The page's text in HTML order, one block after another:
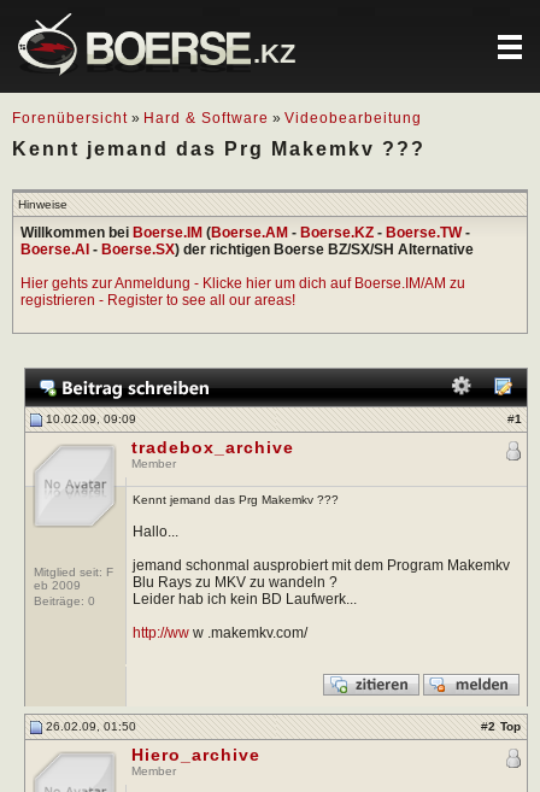
.KZ
Forenübersicht » Hard & Software » Videobearbeitung
Kennt jemand das Prg Makemkv ???
Hinweise
Willkommen bei Boerse.IM (Boerse.AM - Boerse.KZ - Boerse.TW-
Boerse.AI - Boerse.SX) der richtigen Boerse BZ/SX/SH Alternative
Hier gehts zur Anmeldung - Klicke hier um dich auf Boerse.IM/AM zu
registrieren - Register to see all our areas!
10.02.09, 09:09 #1
Mitglied seit: F
eb 2009
Beiträge: 0
tradebox_archive
Member
Kennt jemand das Prg Makemkv ???
Hallo...
jemand schonmal ausprobiert mit dem Program Makemkv
Blu Rays zu MKV zu wandeln ?
Leider hab ich kein BD Laufwerk...
http://www .makemkv.com/
26.02.09, 01:50 #2 Top
Hiero_archive
Member